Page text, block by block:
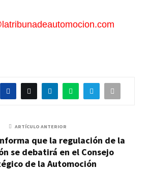
ARTÍCULO ANTERIOR
que la regulación de la
se debatirá en el Consejo
de la Automoción